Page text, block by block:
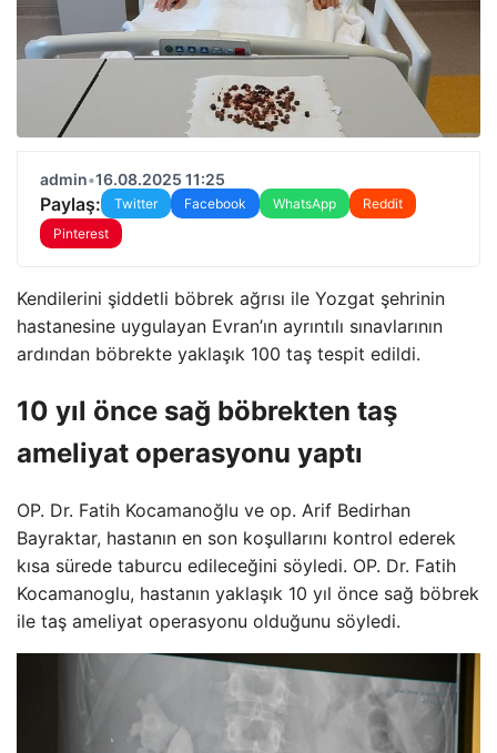
admin•16.08.2025 11:25
Paylaş: Twitter Facebook WhatsApp
Reddit
Pinterest
Kendilerini şiddetli böbrek ağrısı ile Yozgat şehrinin
hastanesine uygulayan Evran’ın ayrıntılı sınavlarının
ardından böbrekte yaklaşık 100 taş tespit edildi.
10 yıl önce sağ böbrekten taş
ameliyat operasyonu yaptı
OP. Dr. Fatih Kocamanoğlu ve op. Arif Bedirhan
Bayraktar, hastanın en son koşullarını kontrol ederek
kısa sürede taburcu edileceğini söyledi. OP. Dr. Fatih
Kocamanoglu, hastanın yaklaşık 10 yıl önce sağ böbrek
ile taş ameliyat operasyonu olduğunu söyledi.